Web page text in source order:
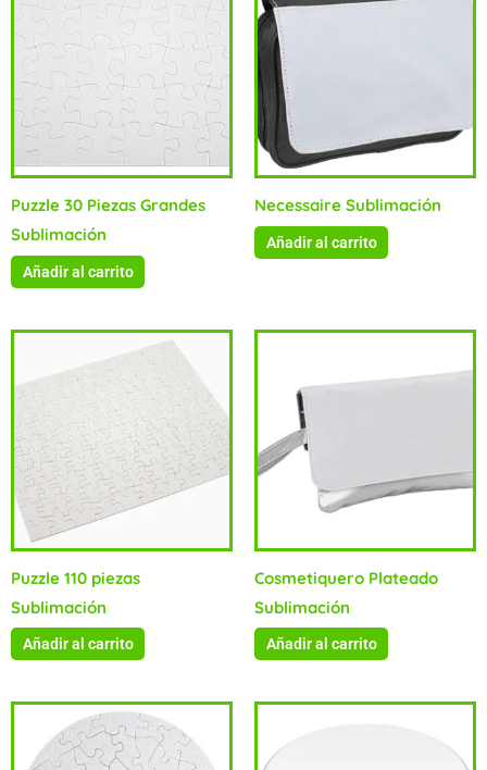
Puzzle 30 Piezas Grandes
Sublimación
Añadir al carrito
Necessaire Sublimación
Añadir al carrito
Puzzle 110 piezas
Sublimación
Añadir al carrito
Cosmetiquero Plateado
Sublimación
Añadir al carrito